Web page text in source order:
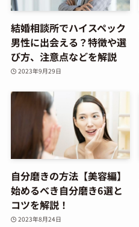
結婚相談所でハイスペック
男性に出会える？特徴や選
び方、注意点などを解説
2023年9月29日
自分磨きの方法【美容編】
始めるべき自分磨き6選と
コツを解説！
2023年8月24日